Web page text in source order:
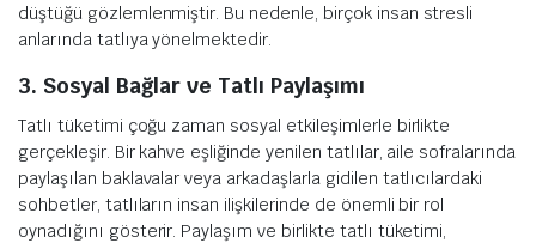
düştüğü gözlemlenmiştir. Bu nedenle, birçok insan stresli
anlarında tatlıya yönelmektedir.
3. Sosyal Bağlar ve Tatlı Paylaşımı
Tatlı tüketimi çoğu zaman sosyal etkileşimlerle birlikte
gerçekleşir. Bir kahve eşliğinde yenilen tatlılar, aile sofralarında
paylaşılan baklavalar veya arkadaşlarla gidilen tatlıcılardaki
sohbetler, tatlıların insan ilişkilerinde de önemli bir rol
oynadığını gösterir. Paylaşım ve birlikte tatlı tüketimi,